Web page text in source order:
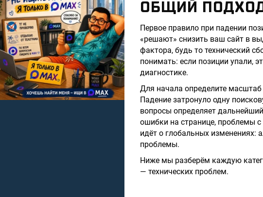
ОБЩИЙ
Первое правило при падении
«решают» снизить ваш сайт в
фактора, будь то технический
понимать: если позиции упали,
диагностике.
Для начала определите
Падение затронуло одну
вопросы определяет
ошибки на странице, проблемы с
идёт о глобальных изменениях:
проблемы.
Ниже мы разберём каждую
— технических проблем.